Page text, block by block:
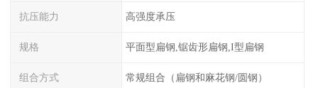
抗压能力 高强度承压
规格 平面型扁钢,锯齿形扁钢,I型扁钢
组合方式 常规组合（扁钢和麻花钢/圆钢）